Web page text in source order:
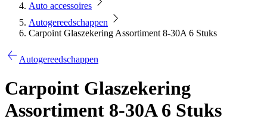
Auto accessoires
Autogereedschappen
Carpoint Glaszekering Assortiment 8-30A 6 Stuks
Autogereedschappen
Carpoint Glaszekering
Assortiment 8-30A 6 Stuks